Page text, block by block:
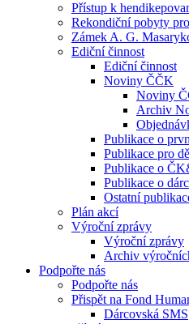
Přístup k
Rekondiční pobyty
Zámek A. G.
Ediční činnost
Ediční činnost
Noviny ČČK
Noviny
Archiv
Publikace o
Publikace pro
Publikace o
Publikace o
Ostatní
Plán akcí
Výroční zprávy
Výroční zprávy
Archiv
Podpořte nás
Podpořte nás
Přispět na Fond
Dárcovská SMS